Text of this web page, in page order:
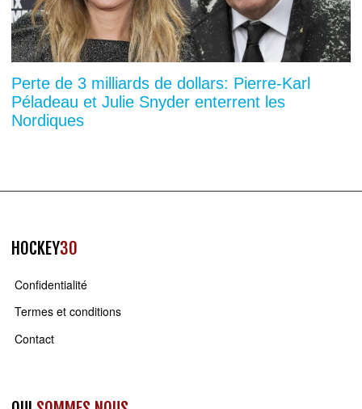
Perte de 3 milliards de dollars: Pierre-Karl
Péladeau et Julie Snyder enterrent les
Nordiques
HOCKEY30
Confidentialité
Termes et conditions
Contact